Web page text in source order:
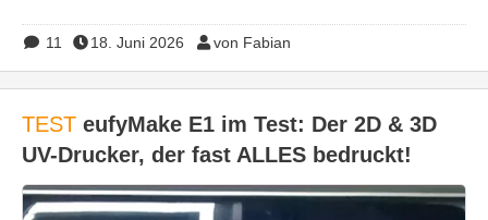
11 18. Juni 2026 von Fabian
TEST eufyMake E1 im Test: Der 2D & 3D
UV-Drucker, der fast ALLES bedruckt!